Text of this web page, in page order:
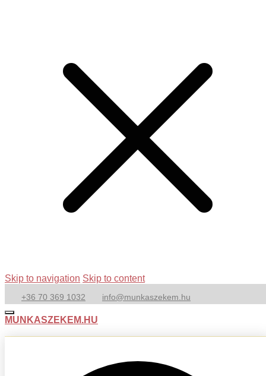
Skip to navigation Skip to content
+36 70 369 1032 info@munkaszekem.hu
MUNKASZEKEM.HU